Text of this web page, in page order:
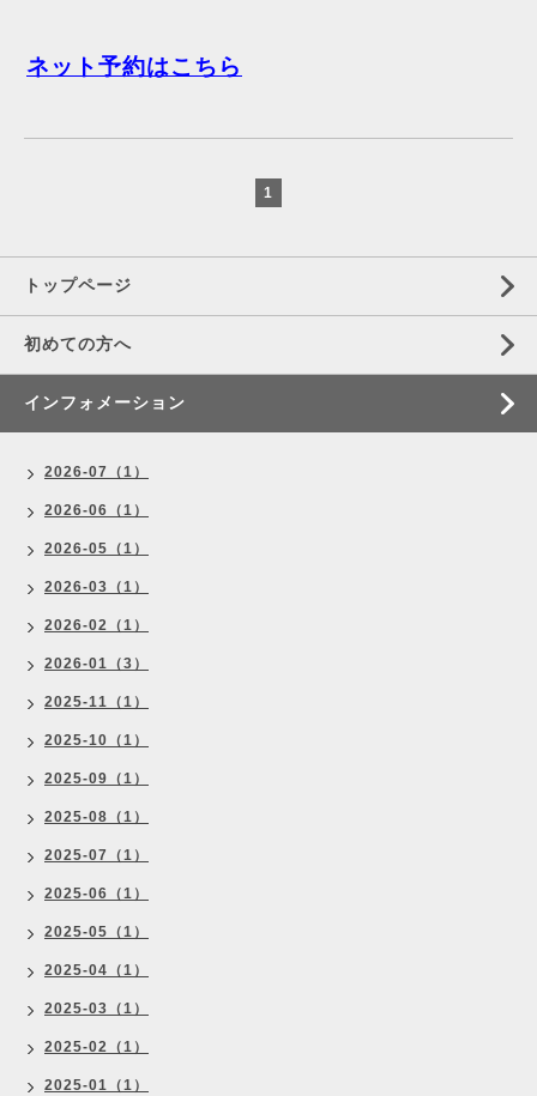
ネット予約はこちら
1
トップページ
初めての方へ
インフォメーション
2026-07（1）
2026-06（1）
2026-05（1）
2026-03（1）
2026-02（1）
2026-01（3）
2025-11（1）
2025-10（1）
2025-09（1）
2025-08（1）
2025-07（1）
2025-06（1）
2025-05（1）
2025-04（1）
2025-03（1）
2025-02（1）
2025-01（1）